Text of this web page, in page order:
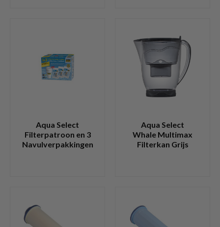
Aqua Select
Filterpatroon en 3
Navulverpakkingen
Aqua Select
Whale Multimax
Filterkan Grijs